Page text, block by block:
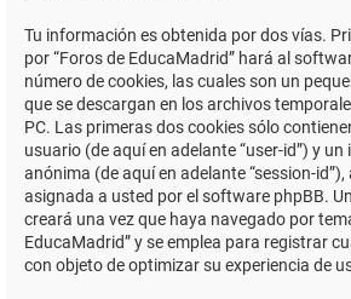
Tu información es obtenida por dos vías.
por “Foros de EducaMadrid” hará al
número de cookies, las cuales son un
que se descargan en los archivos
PC. Las primeras dos cookies sólo
usuario (de aquí en adelante “user-id”) y
anónima (de aquí en adelante “session-
asignada a usted por el software phpBB.
creará una vez que haya navegado por
EducaMadrid” y se emplea para registrar
con objeto de optimizar su experiencia de